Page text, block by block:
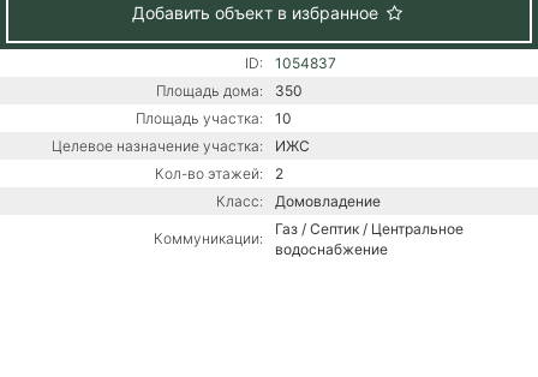
Добавить объект в избранное
ID:
1054837
Площадь дома:
350
Площадь участка:
10
Целевое назначение участка:
ИЖС
Кол-во этажей:
2
Класс:
Домовладение
Коммуникации:
Газ / Септик / Центральное
водоснабжение